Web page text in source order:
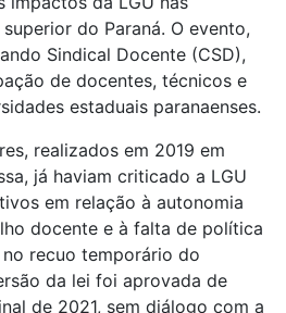
do Paraná. O evento,
Sindical Docente (CSD),
de docentes, técnicos e
estaduais paranaenses.
realizados em 2019 em
já haviam criticado a LGU
em relação à autonomia
docente e à falta de política
recuo temporário do
da lei foi aprovada de
de 2021, sem diálogo com a